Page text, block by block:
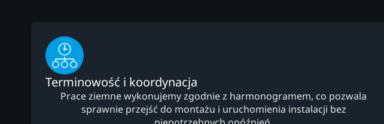
Terminowość i koordynacja
Prace ziemne wykonujemy zgodnie z harmonogramem, co pozwala
sprawnie przejść do montażu i uruchomienia instalacji bez